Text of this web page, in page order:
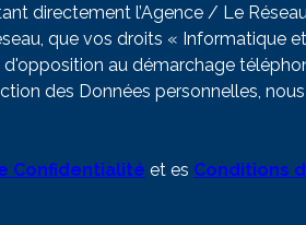
directement l’Agence / Le
que vos droits « Informatique
au démarchage
des Données personnelles,
Confidentialité et es Conditions